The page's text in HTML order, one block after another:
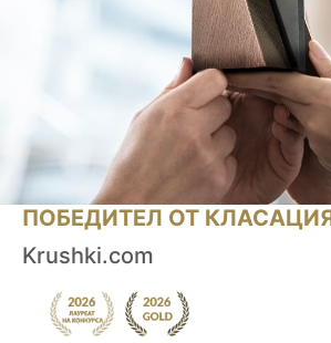
ПОБЕДИТЕЛ ОТ
Krushki.com